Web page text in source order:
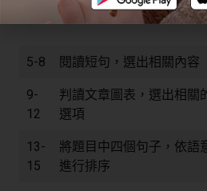
選出畫底線處的相似選項
5-8 閱讀短句，選出相關內容
9-
12
判讀文章圖表，選出相關
選項
13-
15
將題目中四個句子，依語
進行排序